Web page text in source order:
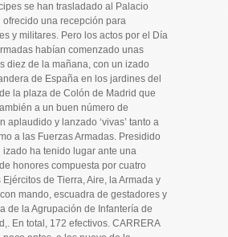
se han trasladado al Palacio
ofrecido una recepción para
y militares. Pero los actos por el Día
habían comenzado unas
diez de la mañana, con un izado
de España en los jardines del
la plaza de Colón de Madrid que
a un buen número de
aplaudido y lanzado ‘vivas’ tanto a
a las Fuerzas Armadas. Presidido
izado ha tenido lugar ante una
honores compuesta por cuatro
de Tierra, Aire, la Armada y
mando, escuadra de gestadores y
de la Agrupación de Infantería de
En total, 172 efectivos. CARRERA